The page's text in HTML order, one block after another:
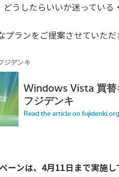
うしたらいいか迷っている
ランをご提案させていただ
ンは、4月11日まで実施し